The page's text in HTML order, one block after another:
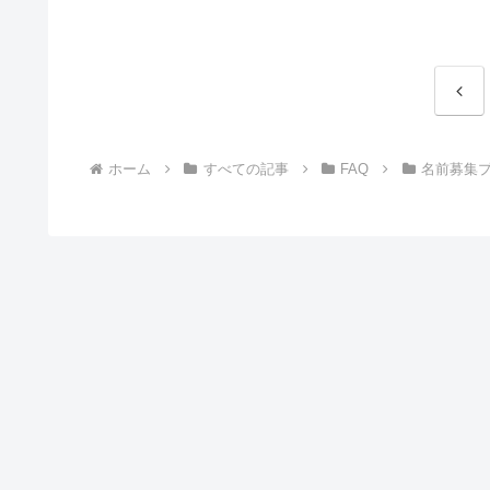
前
ホーム すべての記事 FAQ 名前募集